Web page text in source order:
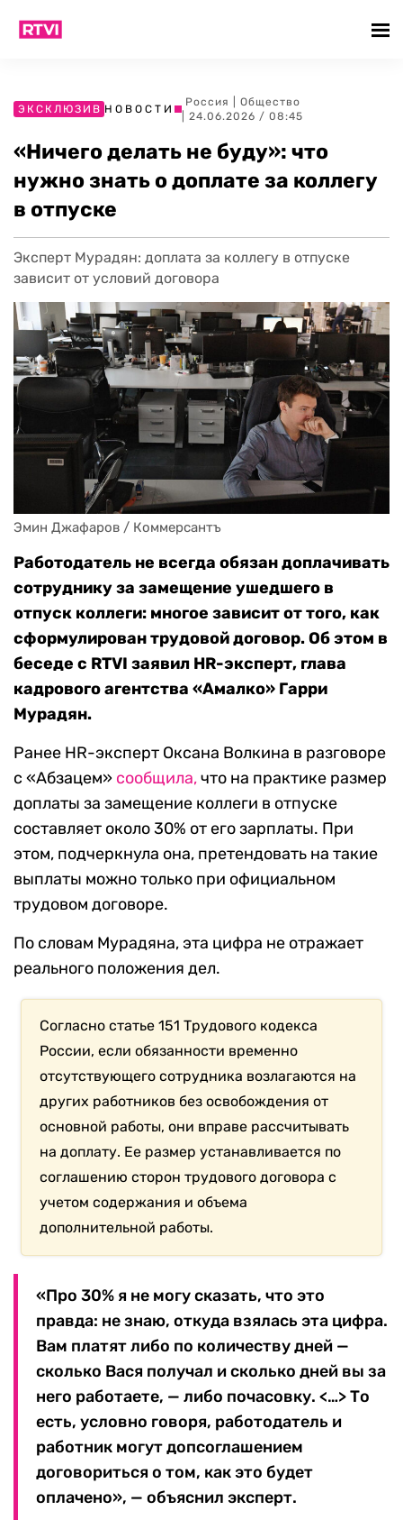
ЭКСКЛЮЗИВ НОВОСТИ
Россия
Общество
| 24.06.2026 / 08:45
«Ничего делать не буду»: что
нужно знать о доплате за коллегу
в отпуске
Эксперт Мурадян: доплата за коллегу в отпуске
зависит от условий договора
Эмин Джафаров / Коммерсантъ
Работодатель не всегда обязан доплачивать
сотруднику за замещение ушедшего в
отпуск коллеги: многое зависит от того, как
сформулирован трудовой договор. Об этом в
беседе с RTVI заявил HR-эксперт, глава
кадрового агентства «Амалко» Гарри
Мурадян.
Ранее HR-эксперт Оксана Волкина в разговоре
с «Абзацем» сообщила,что на практике размер
доплаты за замещение коллеги в отпуске
составляет около 30% от его зарплаты. При
этом, подчеркнула она, претендовать на такие
выплаты можно только при официальном
трудовом договоре.
По словам Мурадяна, эта цифра не отражает
реального положения дел.
Согласно статье 151 Трудового кодекса
России, если обязанности временно
отсутствующего сотрудника возлагаются на
других работников без освобождения от
основной работы, они вправе рассчитывать
на доплату. Ее размер устанавливается по
соглашению сторон трудового договора с
учетом содержания и объема
дополнительной работы.
«Про 30% я не могу сказать, что это
правда: не знаю, откуда взялась эта цифра.
Вам платят либо по количеству дней —
сколько Вася получал и сколько дней вы за
него работаете, — либо почасовку. <…> То
есть, условно говоря, работодатель и
работник могут допсоглашением
договориться о том, как это будет
оплачено», — объяснил эксперт.